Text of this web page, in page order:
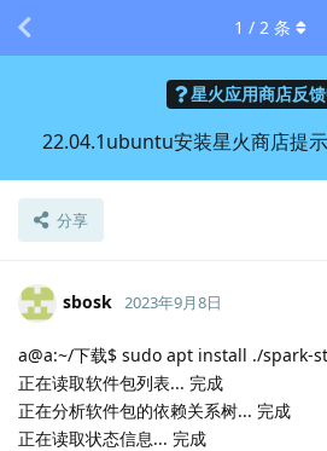
星火应用商店反
22.04.1ubuntu安装星火商店提
分享
1 / 2 条
sbosk 2023年9月8日
a@a:~/下载$ sudo apt install ./spark-
正在读取软件包列表... 完成
正在分析软件包的依赖关系树... 完成
正在读取状态信息... 完成